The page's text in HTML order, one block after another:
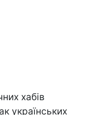
хабів
українських